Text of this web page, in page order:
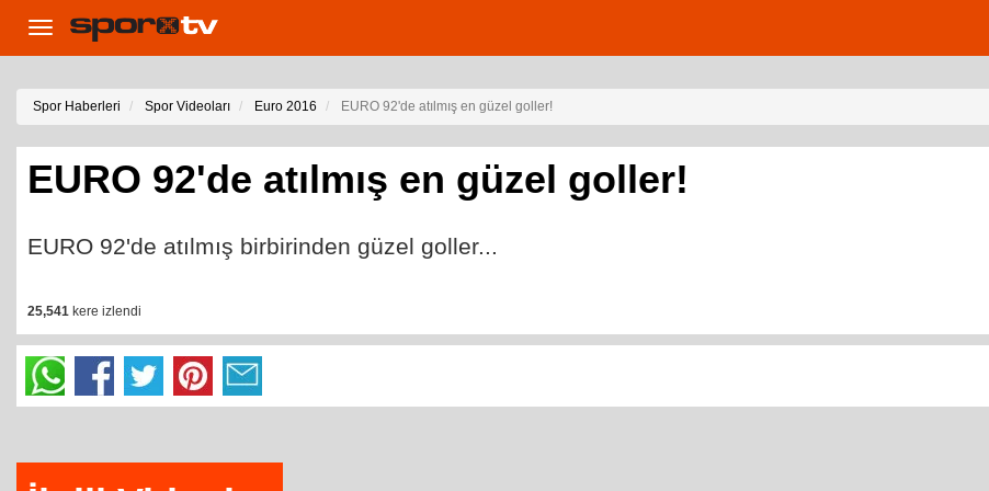
Toggle
navigation
Spor Haberleri Spor Videoları Euro 2016 EURO 92'de atılmış en güzel goller!
EURO 92'de atılmış en güzel goller!
EURO 92'de atılmış birbirinden güzel goller...
25,541 kere izlendi